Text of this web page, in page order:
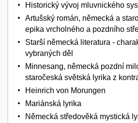
Historický vývoj mluvnického
Artušský román, německá a
epika vrcholného a pozdního
Starší německá literatura -
vybraných děl
Minnesang, německá pozdní
staročeská světská lyrika z
Heinrich von Morungen
Mariánská lyrika
Německá středověká mystická